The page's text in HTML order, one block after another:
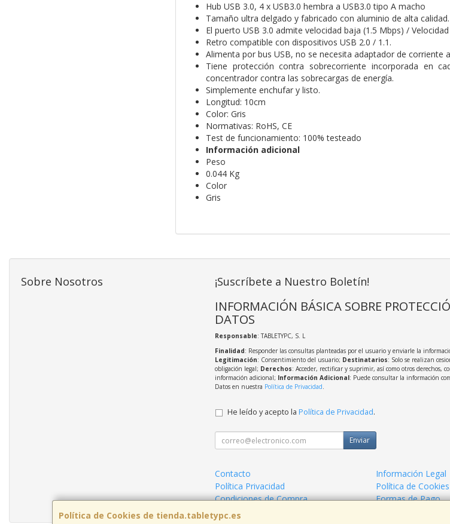
Hub USB 3.0, 4 x USB3.0 hembra a USB3.0 tipo A macho
Tamaño ultra delgado y fabricado con aluminio de alta
El puerto USB 3.0 admite velocidad baja (1.5 Mbps) /
Retro compatible con dispositivos USB 2.0 / 1.1.
Alimenta por bus USB, no se necesita adaptador de corriente
Tiene protección contra sobrecorriente incorporada en
concentrador contra las sobrecargas de energía.
Simplemente enchufar y listo.
Longitud: 10cm
Color: Gris
Normativas: RoHS, CE
Test de funcionamiento: 100% testeado
Información adicional
Peso
0.044 Kg
Color
Gris
Política de Cookies de tienda.tabletypc.es
Sobre Nosotros ¡Suscríbete a Nuestro Boletín!
INFORMACIÓN BÁSICA SOBRE
DATOS
Responsable: TABLETYPC, S. L
Finalidad: Responder las consultas planteadas por el usuario y enviarle la
Legitimación: Consentimiento del usuario; Destinatarios: Solo se realizan
obligación legal; Derechos: Acceder, rectificar y suprimir, así como otros derechos,
información adicional; Información Adicional: Puede consultar la información
Datos en nuestra Política de Privacidad.
He leído y acepto la Política de Privacidad.
Enviar
Contacto
Información Legal
Política Privacidad
Política de Cookies
Condiciones de Compra
Formas de Pago